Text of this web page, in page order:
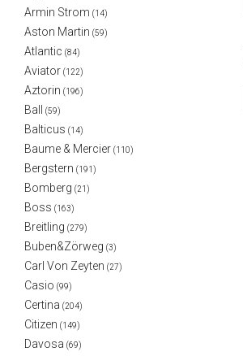
Armin Strom (14)
Aston Martin (59)
Atlantic (84)
Aviator (122)
Aztorin (196)
Ball (59)
Balticus (14)
Baume & Mercier (110)
Bergstern (191)
Bomberg (21)
Boss (163)
Breitling (279)
Buben&Zörweg (3)
Carl Von Zeyten (27)
Casio (99)
Certina (204)
Citizen (149)
Davosa (69)